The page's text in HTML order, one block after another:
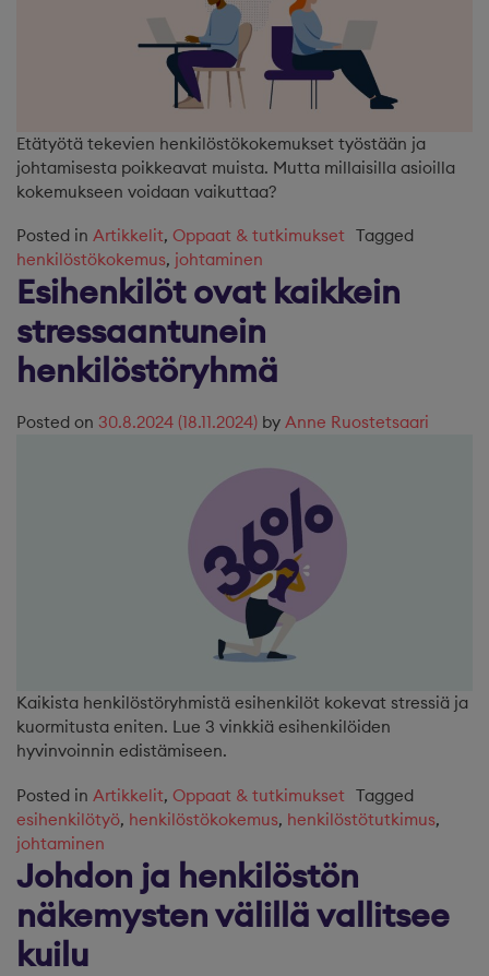
Etätyötä tekevien henkilöstökokemukset työstään ja
johtamisesta poikkeavat muista. Mutta millaisilla asioilla
kokemukseen voidaan vaikuttaa?
Posted in Artikkelit, Oppaat & tutkimukset Tagged
henkilöstökokemus, johtaminen
Esihenkilöt ovat kaikkein
stressaantunein
henkilöstöryhmä
Posted on 30.8.2024 (18.11.2024) by Anne Ruostetsaari
Kaikista henkilöstöryhmistä esihenkilöt kokevat stressiä ja
kuormitusta eniten. Lue 3 vinkkiä esihenkilöiden
hyvinvoinnin edistämiseen.
Posted in Artikkelit, Oppaat & tutkimukset Tagged
esihenkilötyö, henkilöstökokemus, henkilöstötutkimus,
johtaminen
Johdon ja henkilöstön
näkemysten välillä vallitsee
kuilu